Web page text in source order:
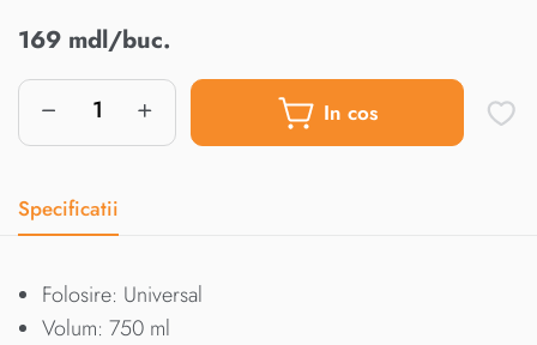
169 mdl/buc.
In cos
Specificatii
Folosire: Universal
Volum: 750 ml